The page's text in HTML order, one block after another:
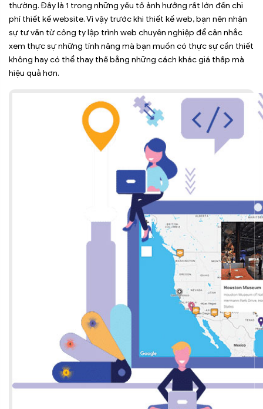
thường. Đây là 1 trong những yếu tố ảnh hưởng rất lớn đến chi
phí thiết kế website. Vì vậy trước khi thiết kế web, bạn nên nhận
sự tư vấn từ công ty lập trình web chuyên nghiệp để cân nhắc
xem thực sự những tính năng mà bạn muốn có thực sự cần thiết
không hay có thể thay thế bằng những cách khác giá thấp mà
hiệu quả hơn.